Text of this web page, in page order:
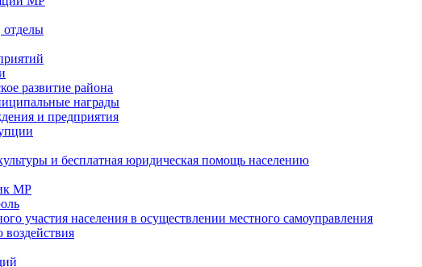
отделы
развитие района
награды
и предприятия
и бесплатная юридическая помощь населению
МР
участия населения в осуществлении местного самоуправления